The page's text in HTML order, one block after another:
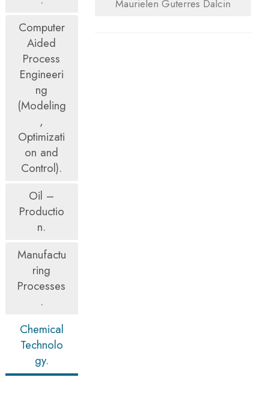
Computer
Aided
Process
Engineeri
ng
(Modeling
,
Optimizati
on and
Control).
Oil –
Productio
n.
Manufactu
ring
Processes
.
Chemical
Technolo
gy.
Maurielen Guterres Dalcin